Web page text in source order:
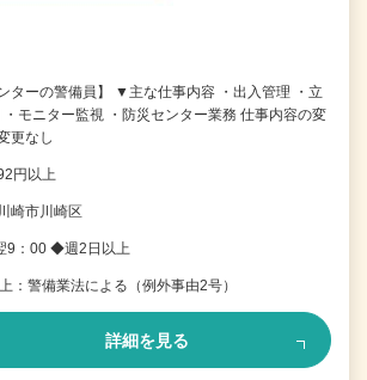
ンターの警備員】 ▼主な仕事内容 ・出入管理 ・立
・モニター監視 ・防災センター業務 仕事内容の変
更なし
円以上
崎市川崎区
9：00 ◆週2日以上
：警備業法による（例外事由2号）
詳細を見る